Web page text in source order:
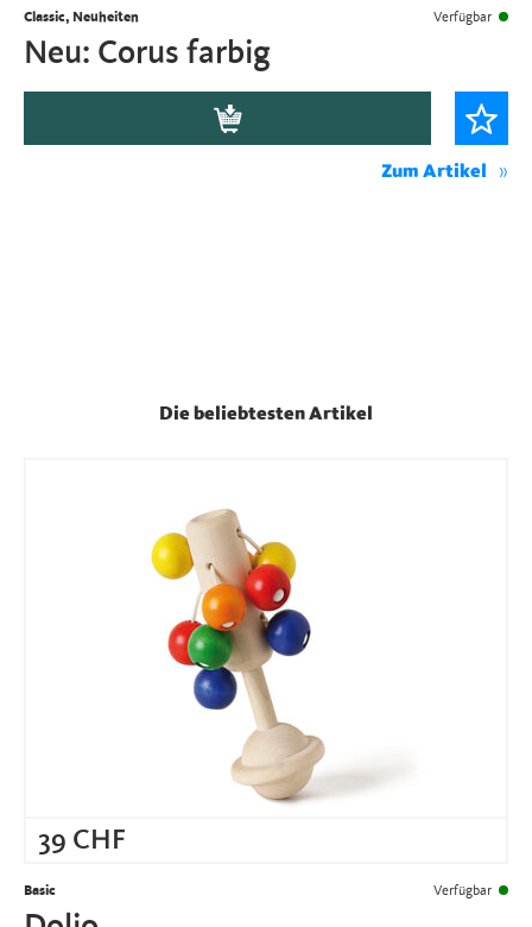
Classic, Neuheiten Verfügbar
Neu: Corus farbig
Zum Artikel
Die beliebtesten Artikel
39 CHF
Basic Verfügbar